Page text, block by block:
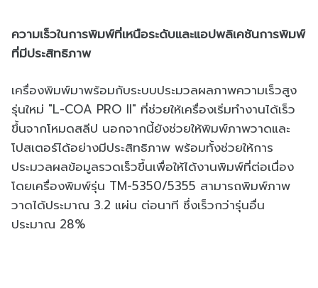
ความเร็วในการพิมพ์ที่เหนือระดับและแอปพลิเคชันการพิมพ์
ที่มีประสิทธิภาพ
เครื่องพิมพ์มาพร้อมกับระบบประมวลผลภาพความเร็วสูง
รุ่นใหม่ "L-COA PRO II" ที่ช่วยให้เครื่องเริ่มทำงานได้เร็ว
ขึ้นจากโหมดสลีป นอกจากนี้ยังช่วยให้พิมพ์ภาพวาดและ
โปสเตอร์ได้อย่างมีประสิทธิภาพ พร้อมทั้งช่วยให้การ
ประมวลผลข้อมูลรวดเร็วขึ้นเพื่อให้ได้งานพิมพ์ที่ต่อเนื่อง
โดยเครื่องพิมพ์รุ่น TM-5350/5355 สามารถพิมพ์ภาพ
วาดได้ประมาณ 3.2 แผ่น ต่อนาที ซึ่งเร็วกว่ารุ่นอื่น
ประมาณ 28%